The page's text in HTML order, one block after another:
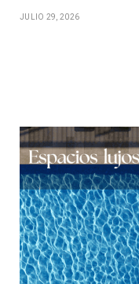
JULIO 29, 2026